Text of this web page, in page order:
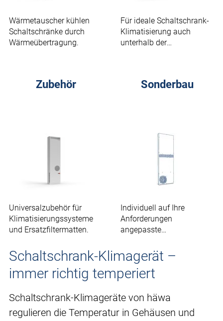
Wärmetauscher kühlen
Schaltschränke durch
Wärmeübertragung.
Für ideale Schaltschrank-
Klimatisierung auch
unterhalb der
Zubehör
Universalzubehör für
Klimatisierungssysteme
und Ersatzfiltermatten.
Sonderbau
Individuell auf Ihre
Anforderungen
angepasste
Schaltschrank-Klimagerät –
immer richtig temperiert
Schaltschrank-Klimageräte von häwa
regulieren die Temperatur in Gehäusen und